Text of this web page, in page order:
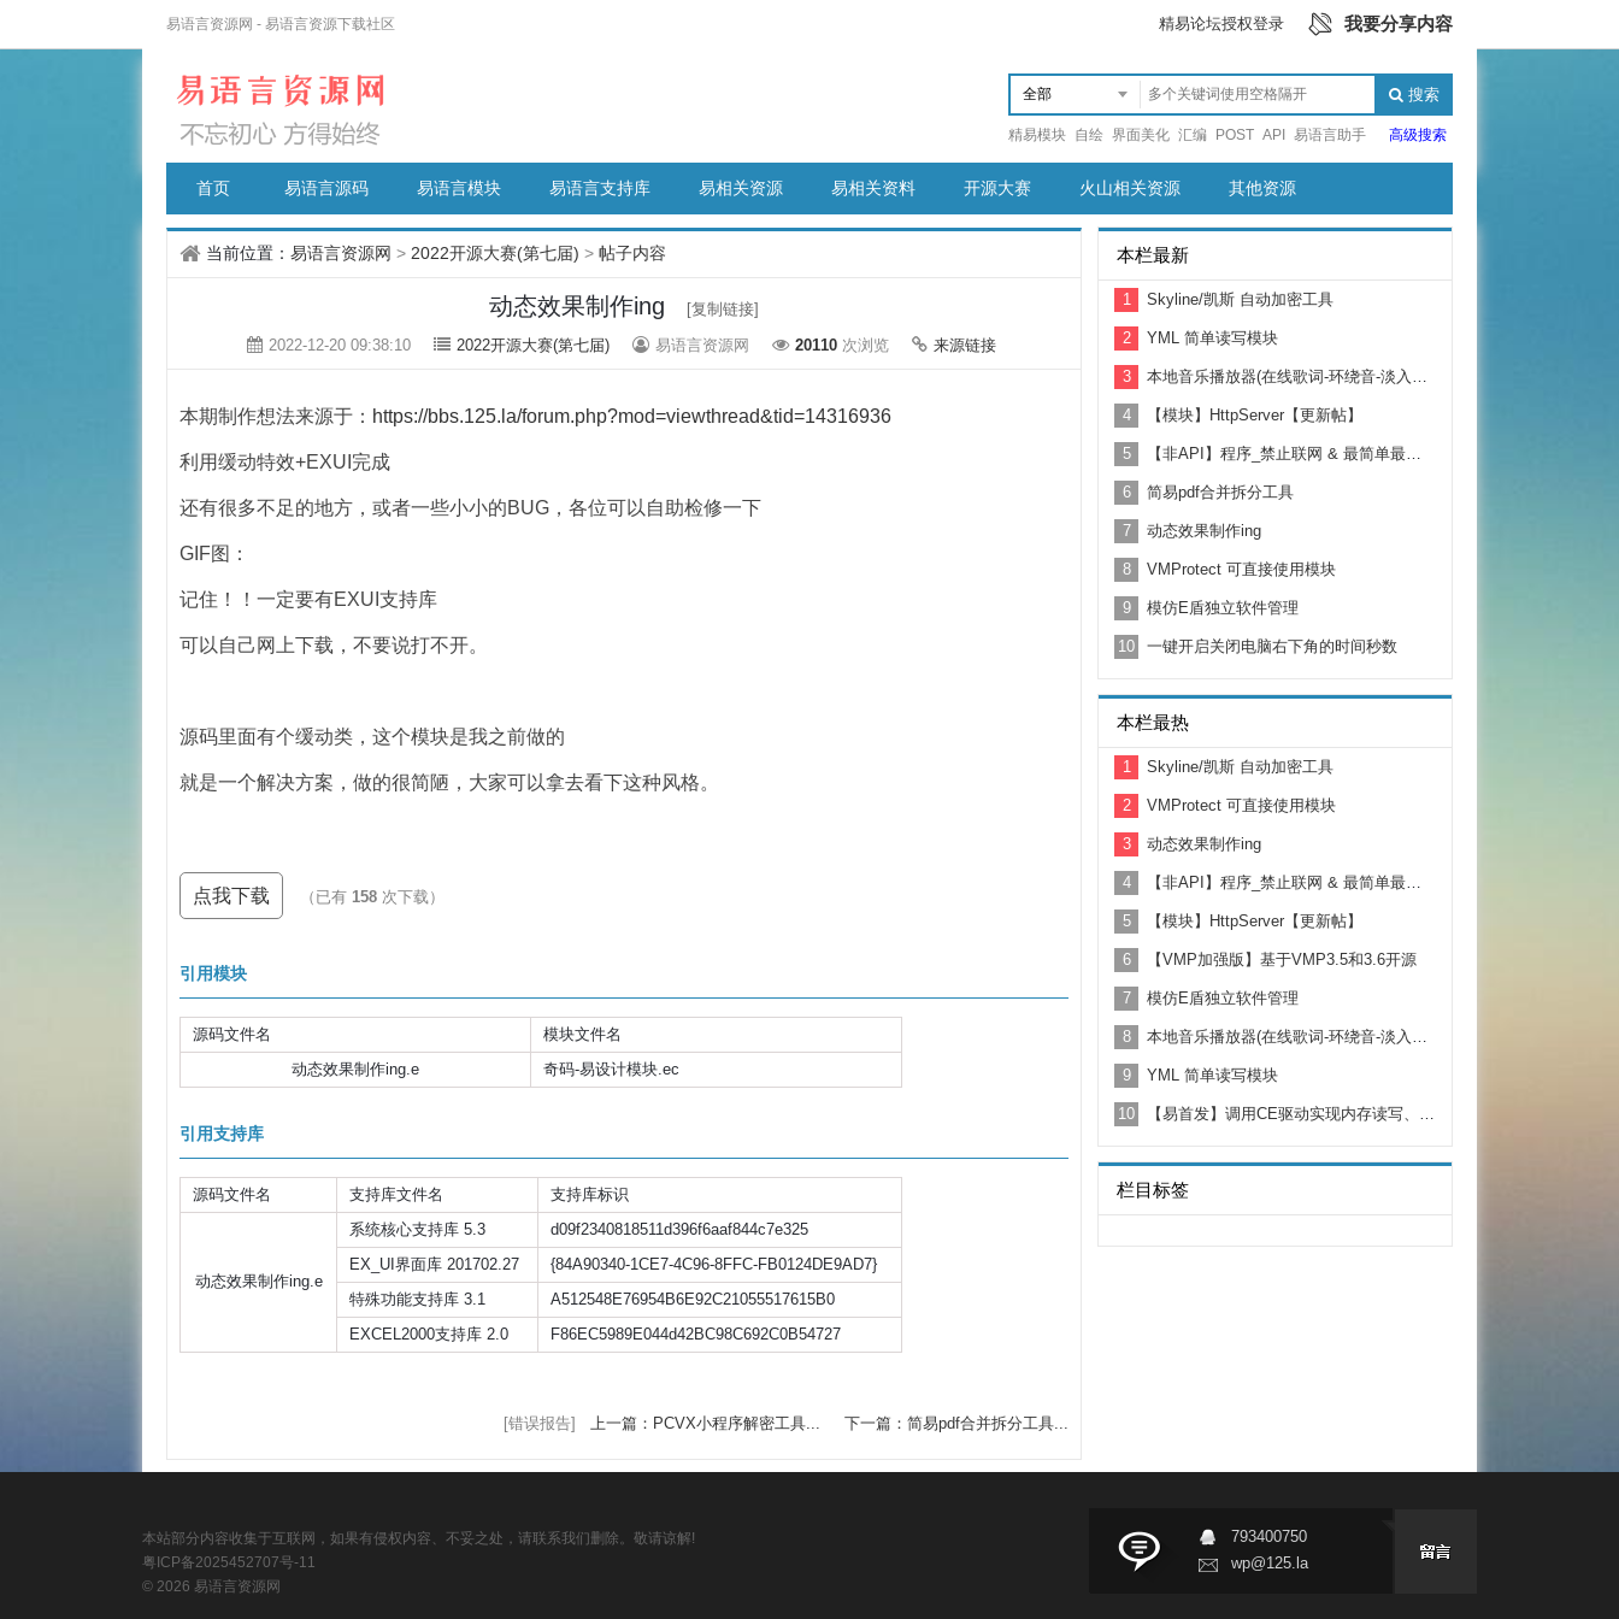
易语言资源网 - 易语言资源下载社区 精易论坛授权登录 我要分享内容
搜索
精易模块 自绘 界面美化 汇编 POST API 易语言助手 高级搜索
首页 易语言源码 易语言模块 易语言支持库 易相关资源 易相关资料 开源大赛 火山相关资源 其他资源
当前位置： 易语言资源网 > 2022开源大赛(第七届) > 帖子内容
动态效果制作ing
[复制链接]
2022-12-20 09:38:10
2022开源大赛(第七届) 易语言资源网 20110 次浏览 来源链接
本期制作想法来源于： https://bbs.125.la/forum.php?mod=viewthread&tid=14316936
利用缓动特效+EXUI完成
还有很多不足的地方，或者一些小小的BUG，各位可以自助检修一下
GIF图：
记住！！一定要有EXUI支持库
可以自己网上下载，不要说打不开。
源码里面有个缓动类，这个模块是我之前做的
就是一个解决方案，做的很简陋，大家可以拿去看下这种风格。
点我下载 （已有 158 次下载）
引用模块
源码文件名
模块文件名
动态效果制作ing.e
奇码-易设计模块.ec
引用支持库
源码文件名 支持库文件名 支持库标识
动态效果制作ing.e
系统核心支持库 5.3
d09f2340818511d396f6aaf844c7e325
EX_UI界面库 201702.27
{84A90340-1CE7-4C96-8FFC-FB0124DE9AD7}
特殊功能支持库 3.1
A512548E76954B6E92C21055517615B0
EXCEL2000支持库 2.0
F86EC5989E044d42BC98C692C0B54727
[错误报告] 上一篇：PCVX小程序解密工具... 下一篇：简易pdf合并拆分工具...
本栏最新
1 Skyline/凯斯 自动加密工具
2 YML 简单读写模块
3 本地音乐播放器(在线歌词-环绕音-淡入淡出)
4 【模块】HttpServer【更新帖】
5 【非API】程序_禁止联网 & 最简单最全面的防火墙操作
6 简易pdf合并拆分工具
7 动态效果制作ing
8 VMProtect 可直接使用模块
9 模仿E盾独立软件管理
10 一键开启关闭电脑右下角的时间秒数
本栏最热
1 Skyline/凯斯 自动加密工具
2 VMProtect 可直接使用模块
3 动态效果制作ing
4 【非API】程序_禁止联网 & 最简单最全面的防火墙操作
5 【模块】HttpServer【更新帖】
6 【VMP加强版】基于VMP3.5和3.6开源
7 模仿E盾独立软件管理
8 本地音乐播放器(在线歌词-环绕音-淡入淡出)
9 YML 简单读写模块
10 【易首发】调用CE驱动实现内存读写、映射、远程APC等功能
栏目标签
本站部分内容收集于互联网，如果有侵权内容、不妥之处，请联系我们删除。敬请谅解!
粤ICP备2025452707号-11
© 2026 易语言资源网
793400750
wp@125.la